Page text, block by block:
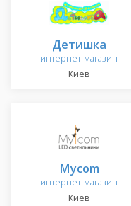
Детишка
интернет-магазин
Киев
Mycom
интернет-магазин
Киев